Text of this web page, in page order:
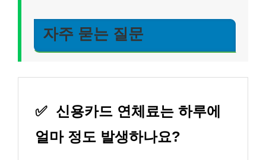
자주 묻는 질문
✅ 신용카드 연체료는 하루에
얼마 정도 발생하나요?